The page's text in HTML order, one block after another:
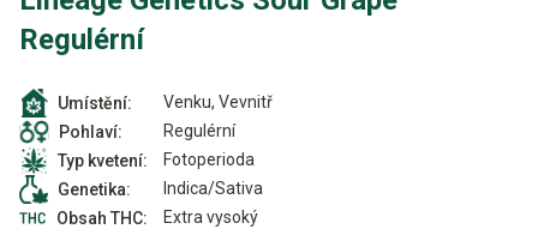
Regulérní
Umístění:
Venku, Vevnitř
Pohlaví:
Regulérní
Typ kvetení:
Fotoperioda
Genetika:
Indica/Sativa
Obsah THC:
Extra vysoký